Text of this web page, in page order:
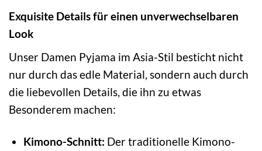
Exquisite Details für einen unverwechselbaren
Look
Unser Damen Pyjama im Asia-Stil besticht nicht
nur durch das edle Material, sondern auch durch
die liebevollen Details, die ihn zu etwas
Besonderem machen:
Kimono-Schnitt: Der traditionelle Kimono-